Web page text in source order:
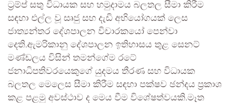
ට්‍රම්ප් සතු විධායක සහ හමුදාමය බලතල සීමා කිරීම
සඳහා එල්ල වූ සෘජු සහ දැඩි අභියෝගයක් ලෙස
ජාත්‍යන්තර දේශපාලන විචාරකයෝ පෙන්වා
දෙති.ඇමරිකානු දේශපාලන ඉතිහාසය තුළ සෙනට්
මණ්ඩලය විසින් තමන්ගේම රටේ
ජනාධිපතිවරයෙකුගේ යුදමය තීරණ සහ විධායක
බලතල මෙලෙස සීමා කිරීම සඳහා පක්ෂව ඡන්දය ප්‍රකාශ
කළ පළමු අවස්ථාව ද මෙය වීම විශේෂත්වයකි.මෑත